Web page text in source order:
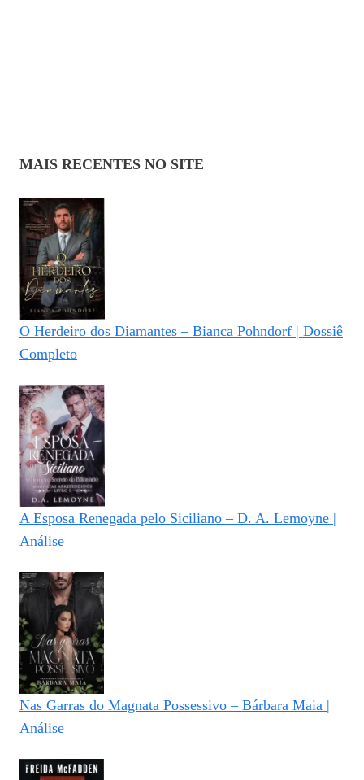
MAIS RECENTES NO SITE
O Herdeiro dos Diamantes – Bianca Pohndorf | Dossiê
Completo
A Esposa Renegada pelo Siciliano – D. A. Lemoyne |
Análise
Nas Garras do Magnata Possessivo – Bárbara Maia |
Análise